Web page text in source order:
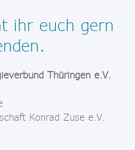
ihr euch gern
Thüringen e.V.
Konrad Zuse e.V.